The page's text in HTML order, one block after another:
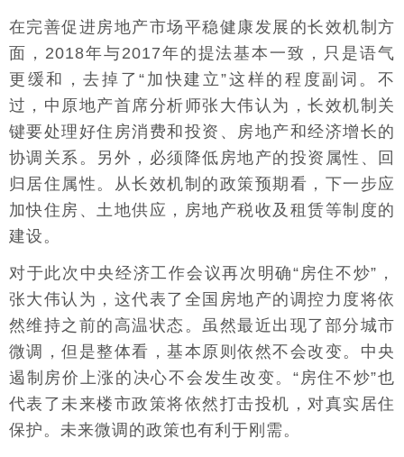
在完善促进房地产市场平稳健康发展的长效机制方
面，2018年与2017年的提法基本一致，只是语气
更缓和，去掉了“加快建立”这样的程度副词。不
过，中原地产首席分析师张大伟认为，长效机制关
键要处理好住房消费和投资、房地产和经济增长的
协调关系。另外，必须降低房地产的投资属性、回
归居住属性。从长效机制的政策预期看，下一步应
加快住房、土地供应，房地产税收及租赁等制度的
建设。
对于此次中央经济工作会议再次明确“房住不炒”，
张大伟认为，这代表了全国房地产的调控力度将依
然维持之前的高温状态。虽然最近出现了部分城市
微调，但是整体看，基本原则依然不会改变。中央
遏制房价上涨的决心不会发生改变。“房住不炒”也
代表了未来楼市政策将依然打击投机，对真实居住
保护。未来微调的政策也有利于刚需。